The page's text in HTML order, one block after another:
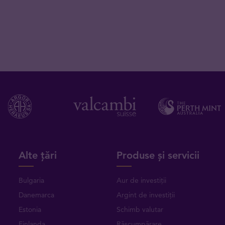
Alte țări
Bulgaria
Danemarca
Estonia
Produse și servicii
Aur de investiții
Argint de investiții
Schimb valutar